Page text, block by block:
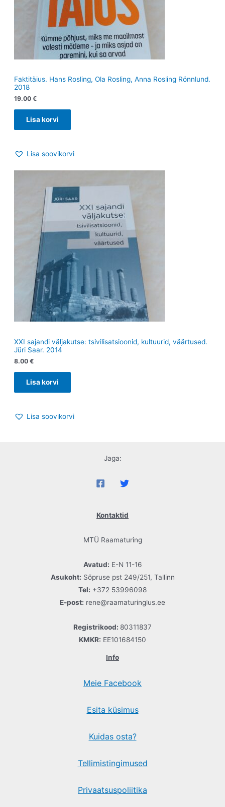
Faktitäius. Hans Rosling, Ola Rosling, Anna Rosling Rönnlund.
2018
19.00 €
Lisa korvi
Lisa soovikorvi
XXI sajandi väljakutse: tsivilisatsioonid, kultuurid, väärtused.
Jüri Saar. 2014
8.00 €
Lisa korvi
Lisa soovikorvi
Jaga:
Kontaktid
MTÜ Raamaturing
Avatud: E-N 11-16
Asukoht: Sõpruse pst 249/251, Tallinn
Tel: +372 53996098
E-post: rene@raamaturinglus.ee
Registrikood: 80311837
KMKR: EE101684150
Info
Meie Facebook
Esita küsimus
Kuidas osta?
Tellimistingimused
Privaatsuspoliitika